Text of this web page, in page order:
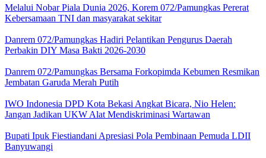
Melalui Nobar Piala Dunia 2026, Korem 072/Pamungkas Pererat
Kebersamaan TNI dan masyarakat sekitar
Danrem 072/Pamungkas Hadiri Pelantikan Pengurus Daerah
Perbakin DIY Masa Bakti 2026-2030
Danrem 072/Pamungkas Bersama Forkopimda Kebumen Resmikan
Jembatan Garuda Merah Putih
IWO Indonesia DPD Kota Bekasi Angkat Bicara, Nio Helen:
Jangan Jadikan UKW Alat Mendiskriminasi Wartawan
Bupati Ipuk Fiestiandani Apresiasi Pola Pembinaan Pemuda LDII
Banyuwangi